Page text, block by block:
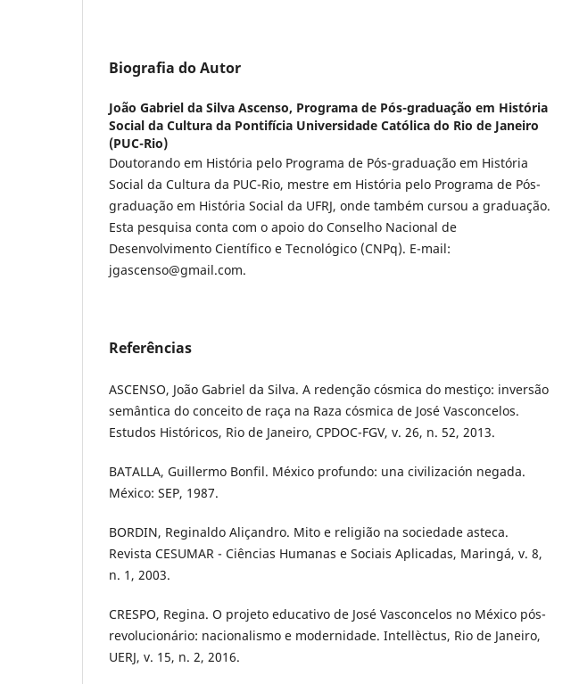
Biografia do Autor
João Gabriel da Silva Ascenso, Programa de Pós-graduação em História
Social da Cultura da Pontifícia Universidade Católica do Rio de Janeiro
(PUC-Rio)
Doutorando em História pelo Programa de Pós-graduação em História
Social da Cultura da PUC-Rio, mestre em História pelo Programa de Pós-
graduação em História Social da UFRJ, onde também cursou a graduação.
Esta pesquisa conta com o apoio do Conselho Nacional de
Desenvolvimento Científico e Tecnológico (CNPq). E-mail:
jgascenso@gmail.com.
Referências
ASCENSO, João Gabriel da Silva. A redenção cósmica do mestiço: inversão
semântica do conceito de raça na Raza cósmica de José Vasconcelos.
Estudos Históricos, Rio de Janeiro, CPDOC-FGV, v. 26, n. 52, 2013.
BATALLA, Guillermo Bonfil. México profundo: una civilización negada.
México: SEP, 1987.
BORDIN, Reginaldo Aliçandro. Mito e religião na sociedade asteca.
Revista CESUMAR - Ciências Humanas e Sociais Aplicadas, Maringá, v. 8,
n. 1, 2003.
CRESPO, Regina. O projeto educativo de José Vasconcelos no México pós-
revolucionário: nacionalismo e modernidade. Intellèctus, Rio de Janeiro,
UERJ, v. 15, n. 2, 2016.